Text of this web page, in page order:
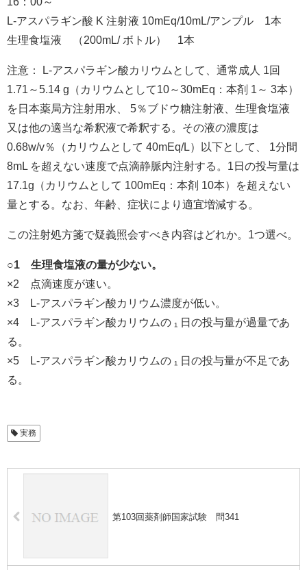
L-アスパラギン酸 K 注射液 10mEq/10mL/アンプル 1本
生理食塩液 （200mL/ ボトル） 1本
注意： L-アスパラギン酸カリウムとして、通常成人 1回
1.71～5.14 g（カリウムとして10～30mEq：本剤 1～ 3本）
を日本薬局方注射用水、 5％ブドウ糖注射液、生理食塩液
又は他の適当な希釈液で希釈する。その液の濃度は
0.68w/v％（カリウムとして 40mEq/L）以下として、 1分間
8mL を超えない速度で点滴静脈内注射する。1日の投与量は
17.1g（カリウムとして 100mEq：本剤 10本）を超えない
量とする。なお、年齢、症状により適宜増減する。
この注射処方箋で疑義照会すべき内容はどれか。1つ選べ。
○1 生理食塩液の量が少ない。
×2 点滴速度が速い。
×3 L-アスパラギン酸カリウム濃度が低い。
×4 L-アスパラギン酸カリウムの ₁ 日の投与量が過量であ
る。
×5 L-アスパラギン酸カリウムの ₁ 日の投与量が不足であ
る。
実務
第103回薬剤師国家試験 問341